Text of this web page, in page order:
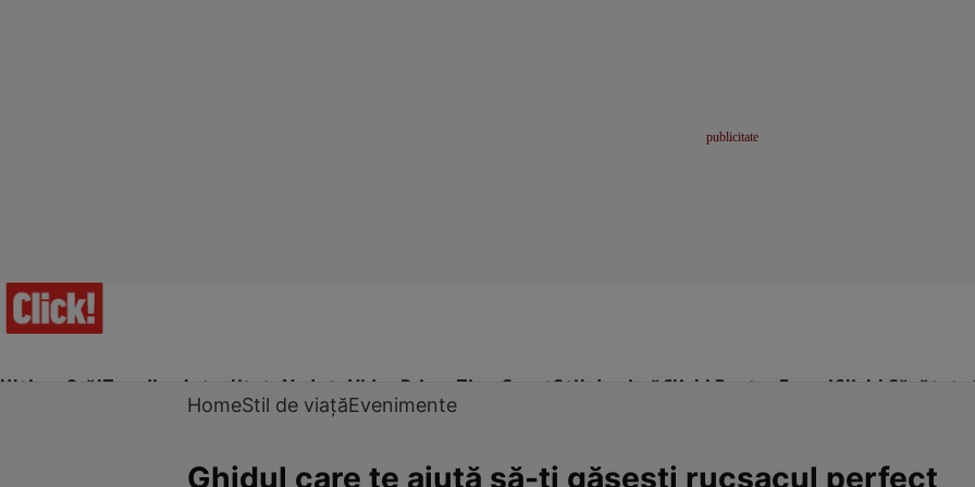
Ultima Oră!Trending Actualitate Vedete Video Prime Time SportStil de viațăClick! Pentru FemeiClick! Sănătate
HomeStil de viațăEvenimente
Ghidul care te ajută să-ţi găseşti rucsacul perfect